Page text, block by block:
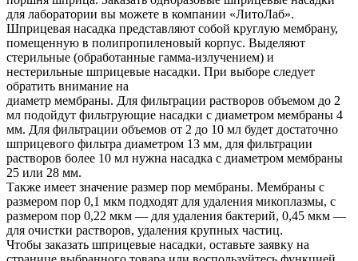
для лаборатории вы можете в компании «ЛитоЛаб».
Шприцевая насадка представляют собой круглую мембрану,
помещенную в полипропиленовый корпус. Выделяют
стерильные (обработанные гамма-излучением) и
нестерильные шприцевые насадки. При выборе следует
обратить внимание на
диаметр мембраны. Для фильтрации растворов объемом до 2
мл подойдут фильтрующие насадки с диаметром мембраны 4
мм. Для фильтрации объемов от 2 до 10 мл будет достаточно
шприцевого фильтра диаметром 13 мм, для фильтрации
растворов более 10 мл нужна насадка с диаметром мембраны
25 или 28 мм.
Также имеет значение размер пор мембраны. Мембраны с
размером пор 0,1 мкм подходят для удаления микоплазмы, с
размером пор 0,22 мкм — для удаления бактерий, 0,45 мкм —
для очистки растворов, удаления крупных частиц.
Чтобы заказать шприцевые насадки, оставьте заявку на